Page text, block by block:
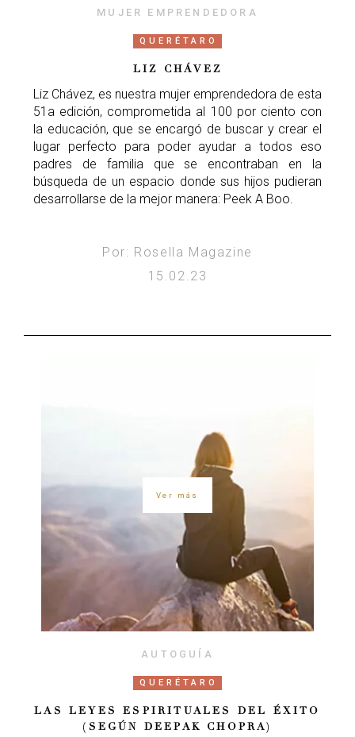
MUJER EMPRENDEDORA
QUERÉTARO
LIZ CHÁVEZ
Liz Chávez, es nuestra mujer emprendedora de esta
51a edición, comprometida al 100 por ciento con
la educación, que se encargó de buscar y crear el
lugar perfecto para poder ayudar a todos eso
padres de familia que se encontraban en la
búsqueda de un espacio donde sus hijos pudieran
desarrollarse de la mejor manera: Peek A Boo.
Por: Rosella Magazine
15.02.23
Ver más
AUTOGUÍA
QUERÉTARO
LAS LEYES ESPIRITUALES DEL ÉXITO
(SEGÚN DEEPAK CHOPRA)